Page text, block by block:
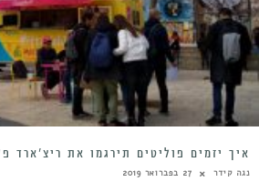
איך יזמים פוליטים תירגמו את ריצ’ארד
נגה קידר 27 בפברואר 2019